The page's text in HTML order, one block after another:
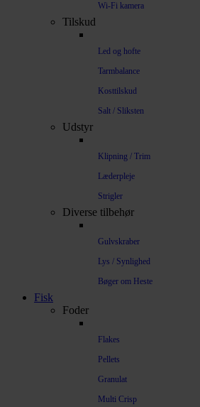
Wi-Fi kamera
Tilskud
Led og hofte
Tarmbalance
Kosttilskud
Salt / Sliksten
Udstyr
Klipning / Trim
Læderpleje
Strigler
Diverse tilbehør
Gulvskraber
Lys / Synlighed
Bøger om Heste
Fisk
Foder
Flakes
Pellets
Granulat
Multi Crisp